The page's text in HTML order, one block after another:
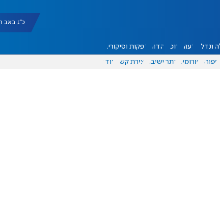
כ"ג באב תשפ"ו
ונדל"ן דעות אוכל יהדות הפקות וסיקורים
ספורט פורומים אתר ישיבה יצירת קשר עוד